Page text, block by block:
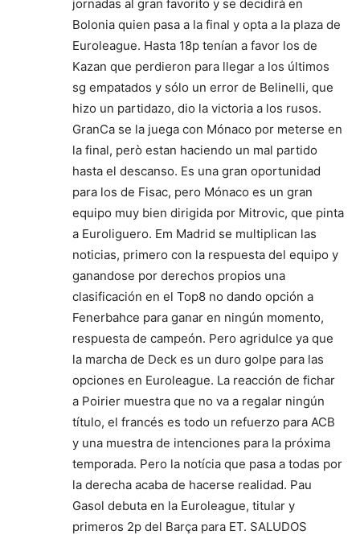
jornadas al gran favorito y se decidirà en
Bolonia quien pasa a la final y opta a la plaza de
Euroleague. Hasta 18p tenían a favor los de
Kazan que perdieron para llegar a los últimos
sg empatados y sólo un error de Belinelli, que
hizo un partidazo, dio la victoria a los rusos.
GranCa se la juega con Mónaco por meterse en
la final, però estan haciendo un mal partido
hasta el descanso. Es una gran oportunidad
para los de Fisac, pero Mónaco es un gran
equipo muy bien dirigida por Mitrovic, que pinta
a Euroliguero. Em Madrid se multiplican las
noticias, primero con la respuesta del equipo y
ganandose por derechos propios una
clasificación en el Top8 no dando opción a
Fenerbahce para ganar en ningún momento,
respuesta de campeón. Pero agridulce ya que
la marcha de Deck es un duro golpe para las
opciones en Euroleague. La reacción de fichar
a Poirier muestra que no va a regalar ningún
título, el francés es todo un refuerzo para ACB
y una muestra de intenciones para la próxima
temporada. Pero la notícia que pasa a todas por
la derecha acaba de hacerse realidad. Pau
Gasol debuta en la Euroleague, titular y
primeros 2p del Barça para ET. SALUDOS